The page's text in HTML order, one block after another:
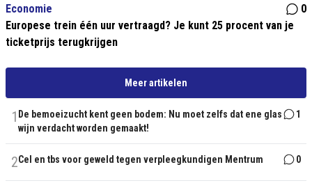
Economie
0
Europese trein één uur vertraagd? Je kunt 25 procent van je
ticketprijs terugkrijgen
Meer artikelen
1 De bemoeizucht kent geen bodem: Nu moet zelfs dat ene glas
wijn verdacht worden gemaakt!
1
2Cel en tbs voor geweld tegen verpleegkundigen Mentrum 0